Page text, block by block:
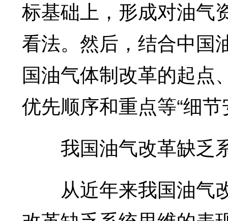
标基础上，形成对油气
看法。然后，结合中国
国油气体制改革的起点
优先顺序和重点等“细节
我国油气改革缺乏
从近年来我国油气